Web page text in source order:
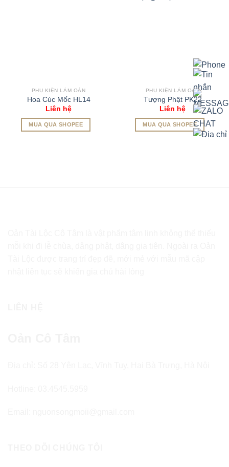
PHỤ KIỆN LÀM OẢN
Hoa Cúc Mốc HL14
Liên hệ
MUA QUA SHOPEE
PHỤ KIỆN LÀM OẢN
Tượng Phật PK22
Liên hệ
MUA QUA SHOPEE